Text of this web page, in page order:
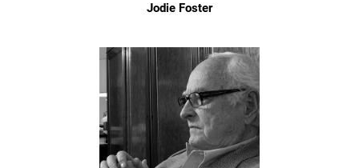
Jodie Foster